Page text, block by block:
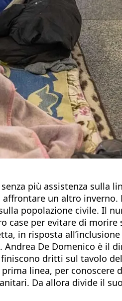
più assistenza sulla
un altro
popolazione civile. Il
case per evitare di
in risposta
De Domenico è il
dritti sul tavolo
linea, per
Da allora divide il